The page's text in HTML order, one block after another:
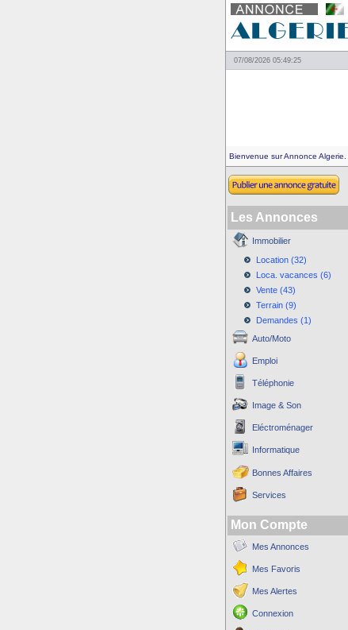
07/08/2026 05:49:25
Bienvenue sur Annonce Algerie.
Les Annonces
Immobilier
Location (32)
Loca. vacances (6)
Vente (43)
Terrain (9)
Demandes (1)
Auto/Moto
Emploi
Téléphonie
Image & Son
Eléctroménager
Informatique
Bonnes Affaires
Services
Mon Compte
Mes Annonces
Mes Favoris
Mes Alertes
Connexion